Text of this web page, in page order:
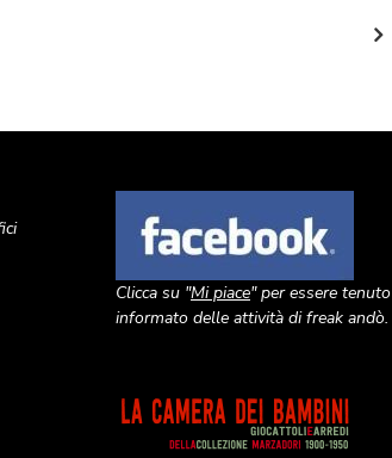
Clicca su "Mi piace" per essere tenuto
informato delle attività di freak andò.
Image